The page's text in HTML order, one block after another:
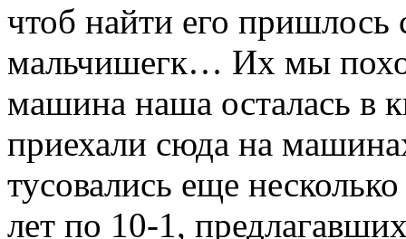
чтоб найти его пришлось
мальчишегк… Их мы
машина наша осталась в
приехали сюда на
тусовались еще
лет по 10-1,